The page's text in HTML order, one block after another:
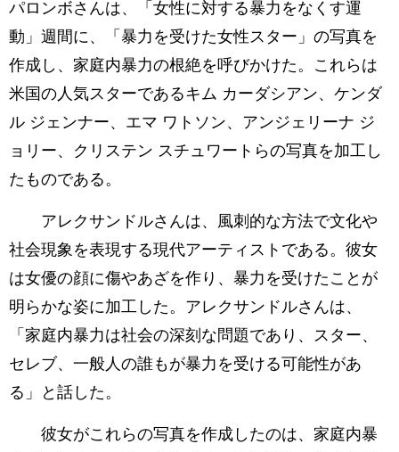
パロンボさんは、「女性に対する暴力をなくす運
動」週間に、「暴力を受けた女性スター」の写真を
作成し、家庭内暴力の根絶を呼びかけた。これらは
米国の人気スターであるキム カーダシアン、ケンダ
ル ジェンナー、エマ ワトソン、アンジェリーナ ジ
ョリー、クリステン スチュワートらの写真を加工し
たものである。
アレクサンドルさんは、風刺的な方法で文化や
社会現象を表現する現代アーティストである。彼女
は女優の顔に傷やあざを作り、暴力を受けたことが
明らかな姿に加工した。アレクサンドルさんは、
「家庭内暴力は社会の深刻な問題であり、スター、
セレブ、一般人の誰もが暴力を受ける可能性があ
る」と話した。
彼女がこれらの写真を作成したのは、家庭内暴